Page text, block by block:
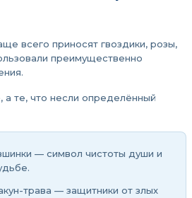
всего приносят гвоздики, розы,
преимущественно
а те, что несли определённый
— символ чистоты души и
трава — защитники от злых